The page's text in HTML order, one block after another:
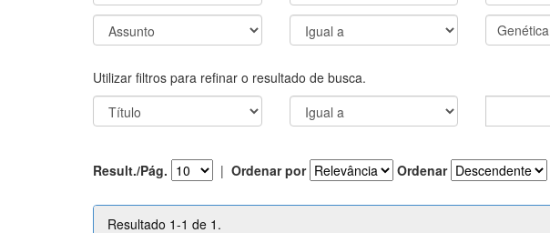
Utilizar filtros para refinar o resultado de busca.
Result./Pág. | Ordenar por Ordenar
Resultado 1-1 de 1.